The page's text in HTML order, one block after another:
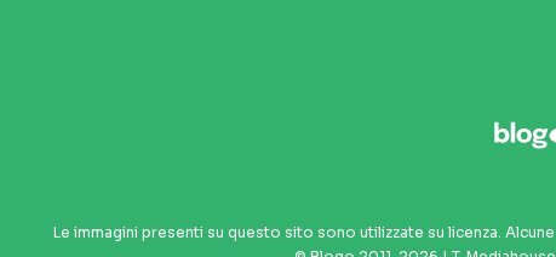
Le immagini presenti su questo sito sono utilizzate su licenza.